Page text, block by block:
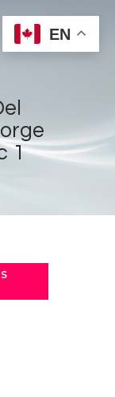
1
EN